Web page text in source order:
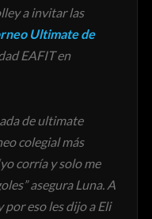
a invitar las
Ultimate de
EAFIT en
de ultimate
colegial más
corría y solo me
asegura Luna. A
por eso les dijo a Eli